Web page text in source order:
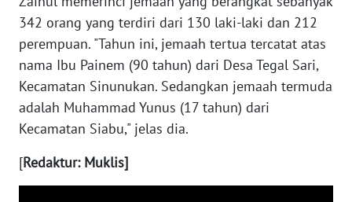
342 orang yang terdiri dari 130 laki-laki dan 212
perempuan. "Tahun ini, jemaah tertua tercatat atas
nama Ibu Painem (90 tahun) dari Desa Tegal Sari,
Kecamatan Sinunukan. Sedangkan jemaah termuda
adalah Muhammad Yunus (17 tahun) dari
Kecamatan Siabu," jelas dia.
[Redaktur: Muklis]
WN
NUSANTARA
JOGJA
WN
JATIM